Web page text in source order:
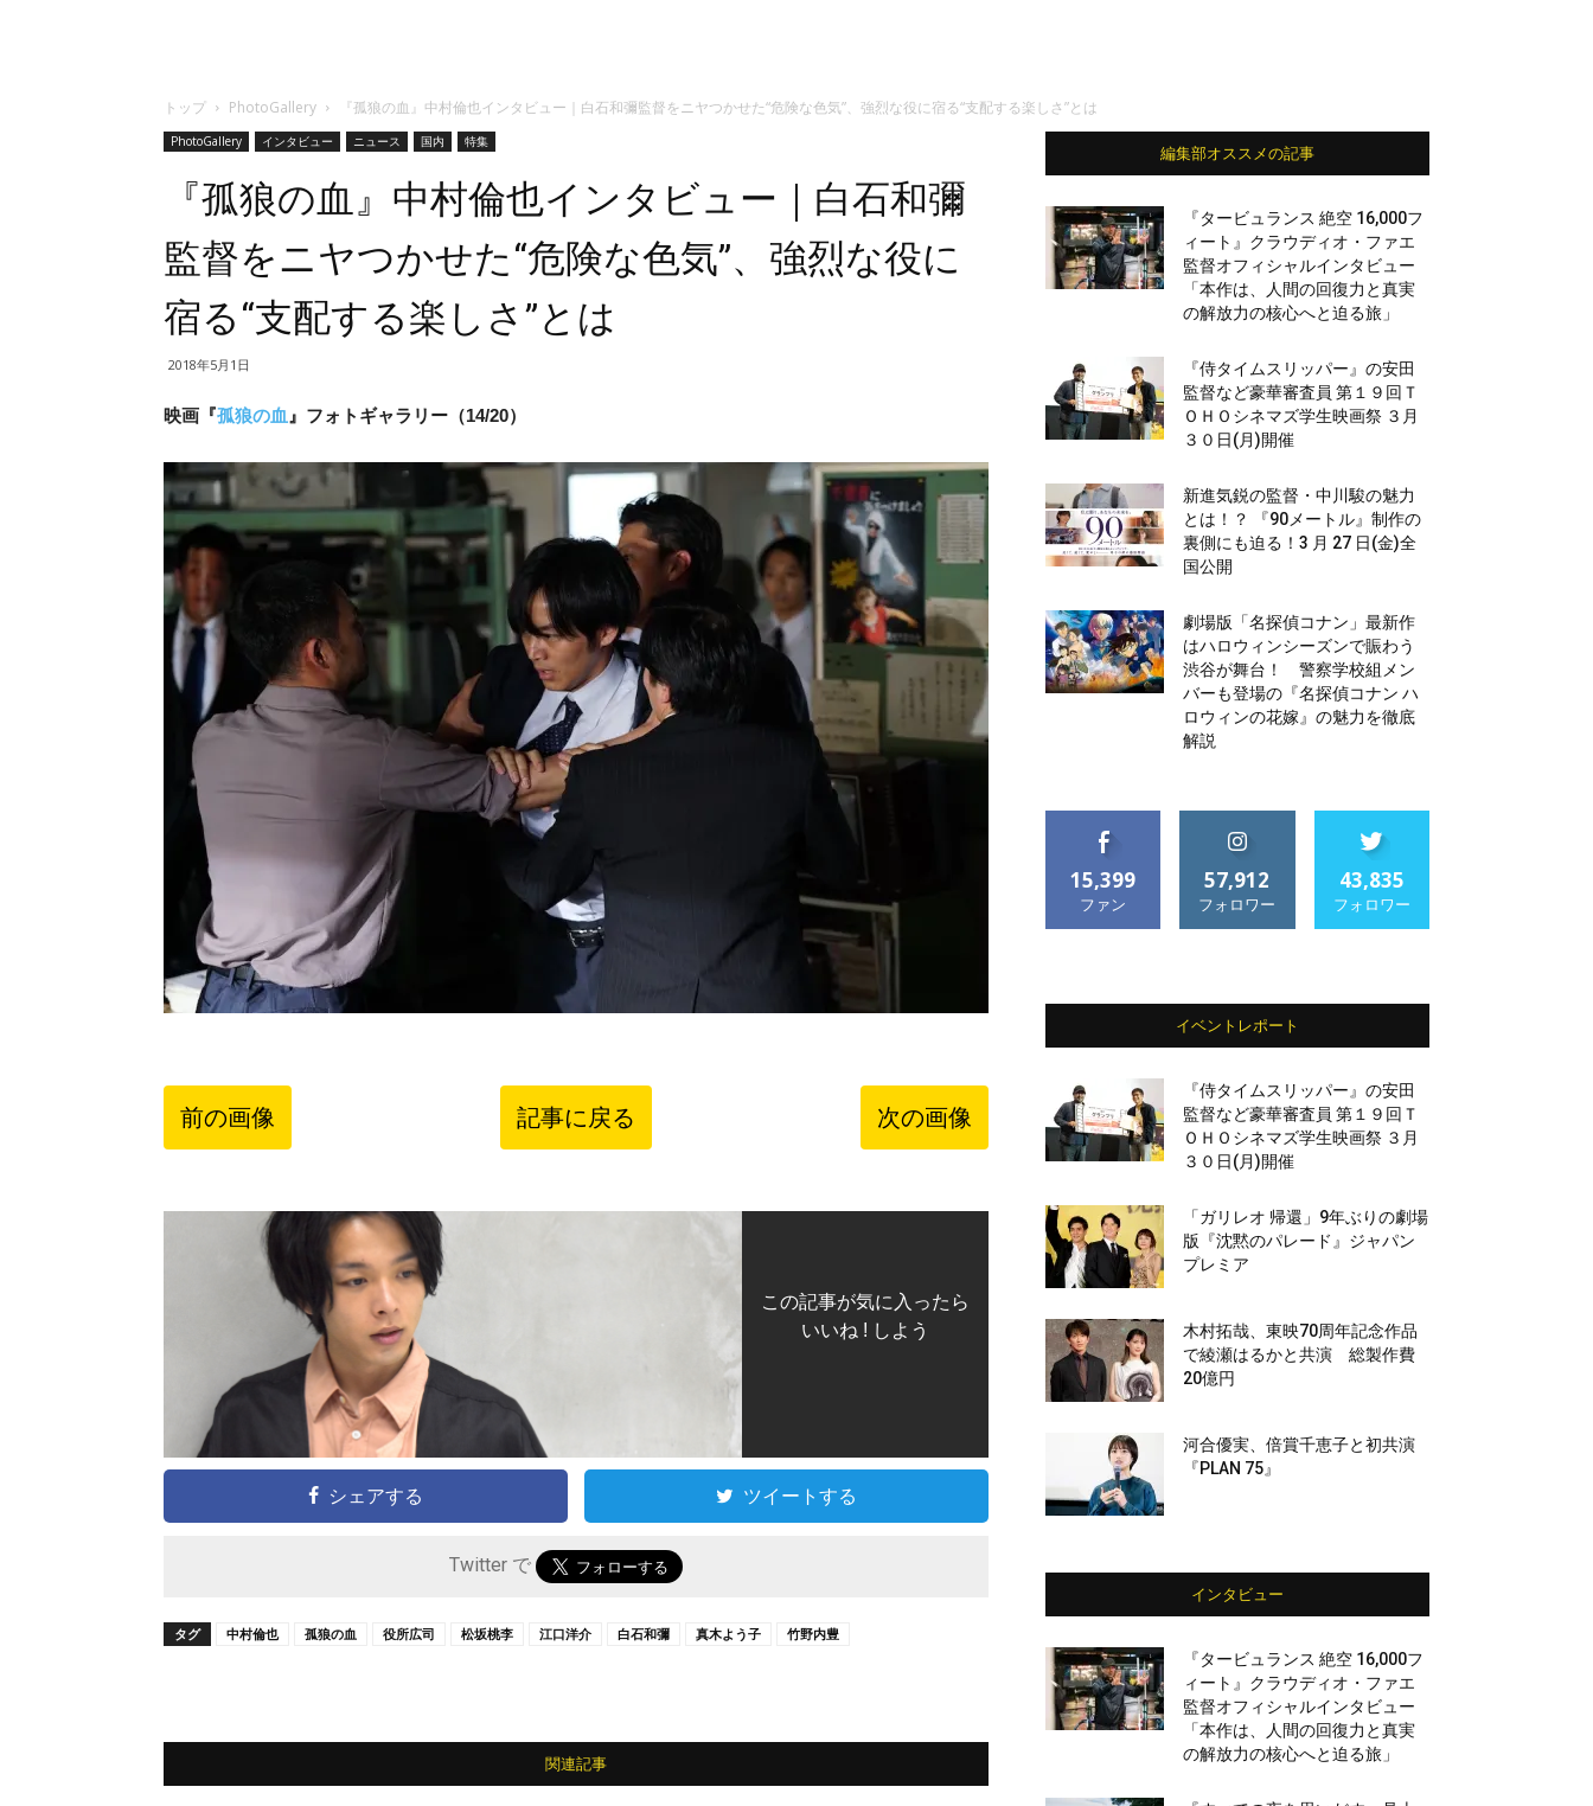
トップ PhotoGallery 『孤狼の血』中村倫也インタビュー｜白石和彌監督をニヤつかせた“危険な色気”、強烈な役に宿る“支配する楽しさ”とは
PhotoGallery インタビュー ニュース 国内 特集
『孤狼の血』中村倫也インタビュー｜白石和彌
監督をニヤつかせた“危険な色気”、強烈な役に
宿る“支配する楽しさ”とは
2018年5月1日
映画『孤狼の血 』フォトギャラリー（14/20）
前の画像 記事に戻る 次の画像
この記事が気に入ったら
いいね ! しよう
シェアする ツイートする
Twitter で
タグ 中村倫也 孤狼の血 役所広司 松坂桃李 江口洋介 白石和彌 真木よう子 竹野内豊
関連記事
編集部オススメの記事
『タービュランス 絶空 16,000フ
ィート』クラウディオ・ファエ
監督オフィシャルインタビュー
「本作は、人間の回復力と真実
の解放力の核心へと迫る旅」
『侍タイムスリッパー』の安田
監督など豪華審査員 第１９回Ｔ
ＯＨＯシネマズ学生映画祭 ３月
３０日(月)開催
新進気鋭の監督・中川駿の魅力
とは！？ 『90メートル』制作の
裏側にも迫る！3 月 27 日(金)全
国公開
劇場版「名探偵コナン」最新作
はハロウィンシーズンで賑わう
渋谷が舞台！ 警察学校組メン
バーも登場の『名探偵コナン ハ
ロウィンの花嫁』の魅力を徹底
解説
15,399
ファン
57,912
フォロワー
43,835
フォロワー
イベントレポート
『侍タイムスリッパー』の安田
監督など豪華審査員 第１９回Ｔ
ＯＨＯシネマズ学生映画祭 ３月
３０日(月)開催
「ガリレオ 帰還」9年ぶりの劇場
版『沈黙のパレード』ジャパン
プレミア
木村拓哉、東映70周年記念作品
で綾瀬はるかと共演 総製作費
20億円
河合優実、倍賞千恵子と初共演
『PLAN 75』
インタビュー
『タービュランス 絶空 16,000フ
ィート』クラウディオ・ファエ
監督オフィシャルインタビュー
「本作は、人間の回復力と真実
の解放力の核心へと迫る旅」